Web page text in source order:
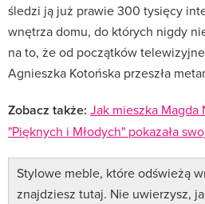
śledzi ją już prawie 300 tysięcy
wnętrza domu, do których nigdy
na to, że od początków
Agnieszka Kotońska przeszła
Zobacz także: Jak mieszka Magda
"Pięknych i Młodych" pokazała
Stylowe meble, które odświeżą
znajdziesz tutaj. Nie uwierzysz,